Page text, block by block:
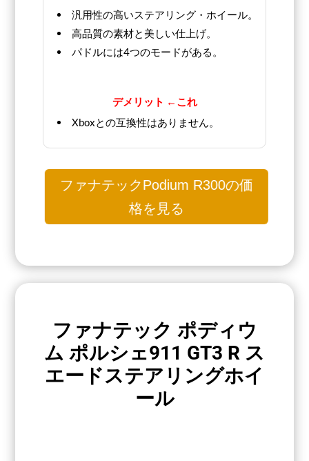
汎用性の高いステアリング・ホイール。
高品質の素材と美しい仕上げ。
パドルには4つのモードがある。
デメリット ←これ
Xboxとの互換性はありません。
ファナテックPodium R300の価
格を見る
ファナテック ポディウ
ム ポルシェ911 GT3 R ス
エードステアリングホイ
ール